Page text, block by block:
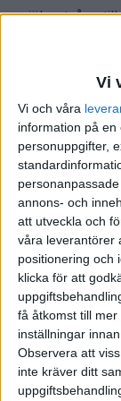
Vi
Vi och våra
information på
personuppgifter,
annons- och
att utveckla och
våra leverantörer
positionering och
klicka för att
få åtkomst till
inställningar
Observera att
inte kräver ditt
själv utsågs
utmärkelser
– Ja, det tror
mycket
belysa vilka
digitala
kvinnor till IT-
Just bristen
är en viktig
ha tillräckligt
Peter Hellgren.
– Idag råder
20 procent är